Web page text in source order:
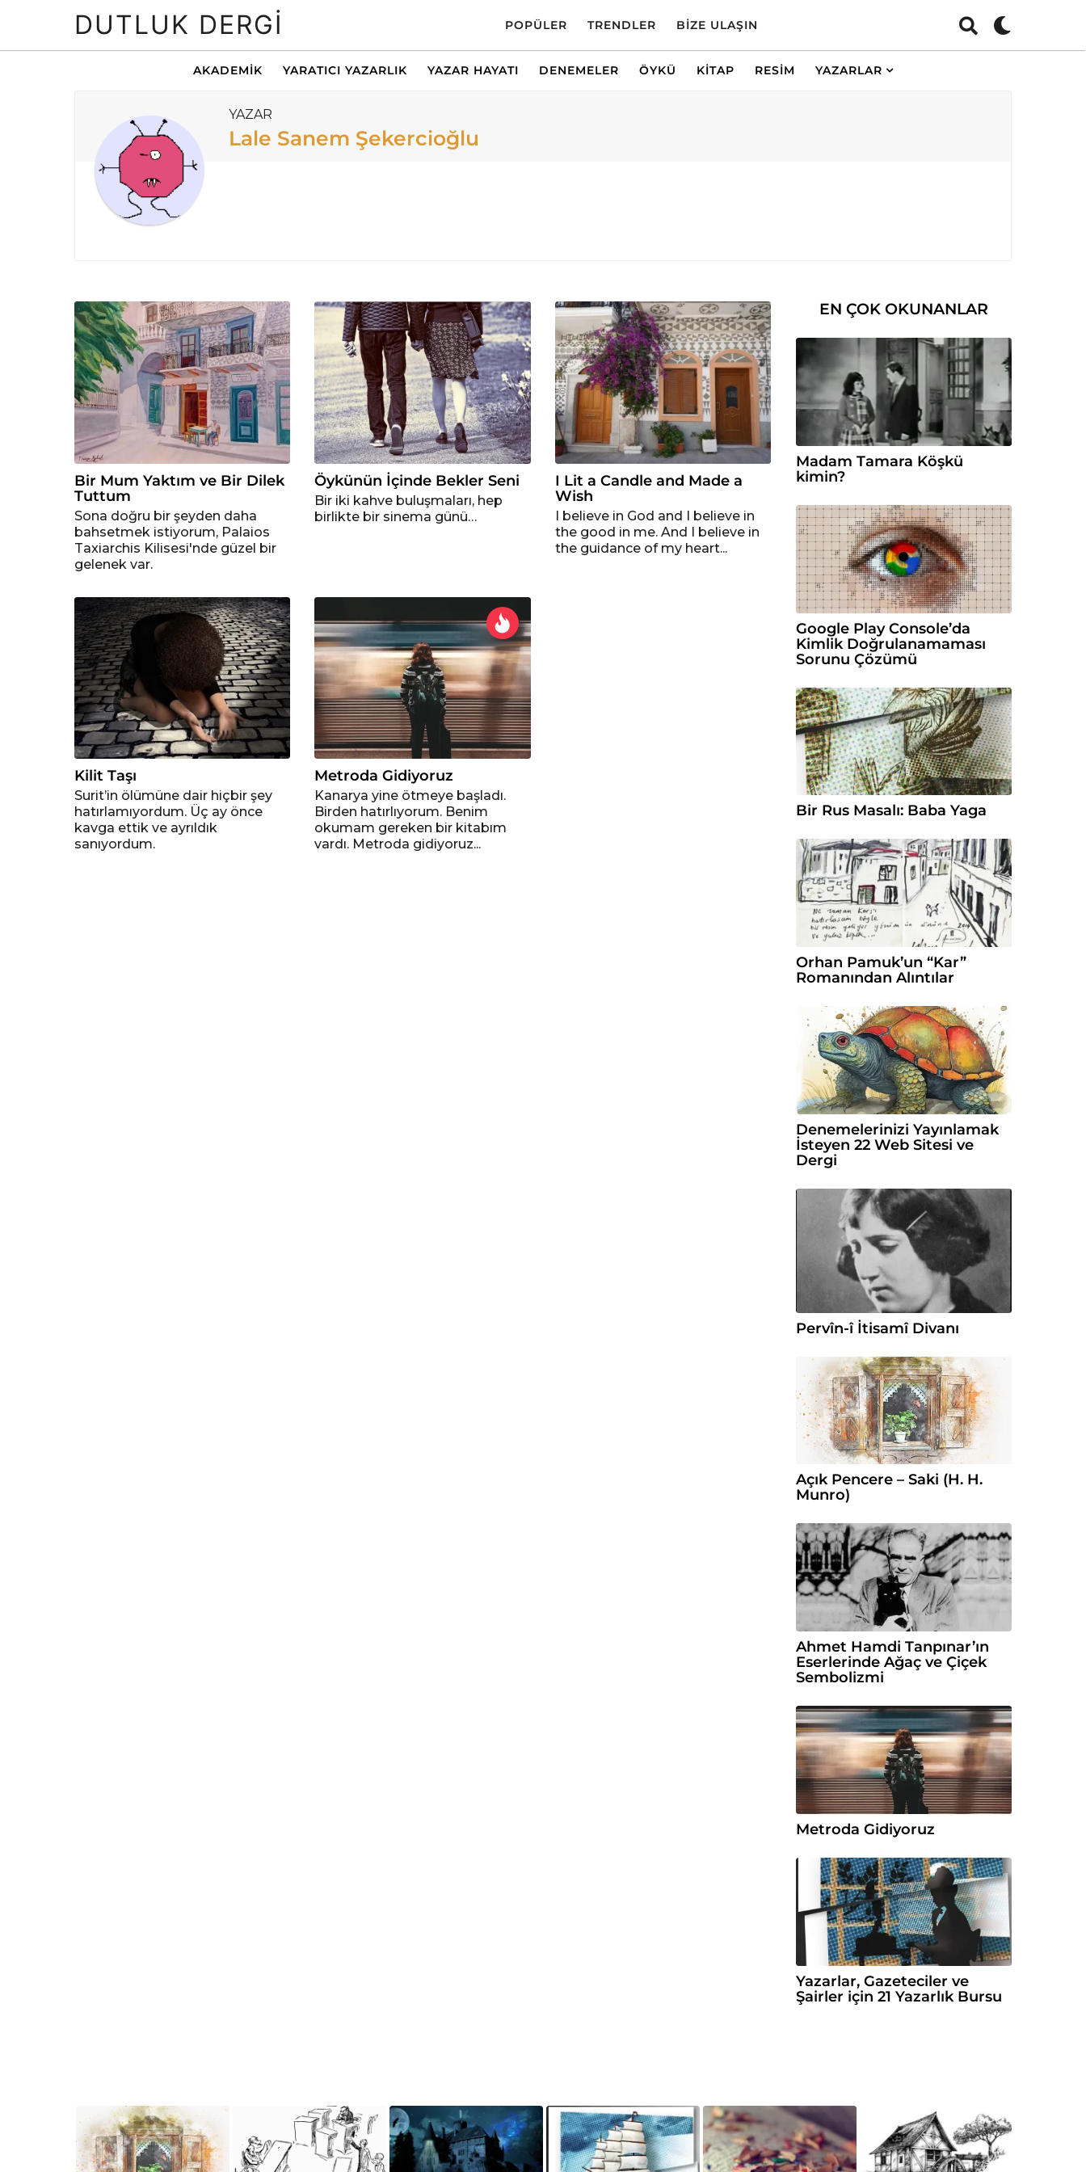
DUTLUK DERGI POPÜLER TRENDLER BIZE ULAŞIN
AKADEMIK YARATICI YAZARLIK YAZAR HAYATI DENEMELER ÖYKÜ KITAP RESIM YAZARLAR
YAZAR
Lale Sanem Şekercioğlu
Bir Mum Yaktım ve Bir Dilek
Tuttum
Sona doğru bir şeyden daha
bahsetmek istiyorum, Palaios
Taxiarchis Kilisesi'nde güzel bir
gelenek var.
Öykünün İçinde Bekler Seni
Bir iki kahve buluşmaları, hep
birlikte bir sinema günü…
I Lit a Candle and Made a
Wish
I believe in God and I believe in
the good in me. And I believe in
the guidance of my heart...
Kilit Taşı
Surit’in ölümüne dair hiçbir şey
hatırlamıyordum. Üç ay önce
kavga ettik ve ayrıldık
sanıyordum.
Metroda Gidiyoruz
Kanarya yine ötmeye başladı.
Birden hatırlıyorum. Benim
okumam gereken bir kitabım
vardı. Metroda gidiyoruz...
EN ÇOK OKUNANLAR
Madam Tamara Köşkü
kimin?
Google Play Console’da
Kimlik Doğrulanamaması
Sorunu Çözümü
Bir Rus Masalı: Baba Yaga
Orhan Pamuk’un “Kar”
Romanından Alıntılar
Denemelerinizi Yayınlamak
İsteyen 22 Web Sitesi ve
Dergi
Pervîn-î İtisamî Divanı
Açık Pencere – Saki (H. H.
Munro)
Ahmet Hamdi Tanpınar’ın
Eserlerinde Ağaç ve Çiçek
Sembolizmi
Metroda Gidiyoruz
Yazarlar, Gazeteciler ve
Şairler için 21 Yazarlık Bursu